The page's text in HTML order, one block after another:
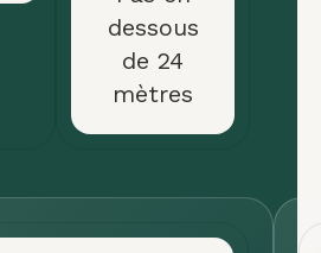
dessous
de 24
mètres